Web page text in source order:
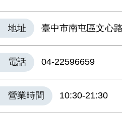
地址 臺中市南屯區文心
電話 04-22596659
營業時間 10:30-21:30